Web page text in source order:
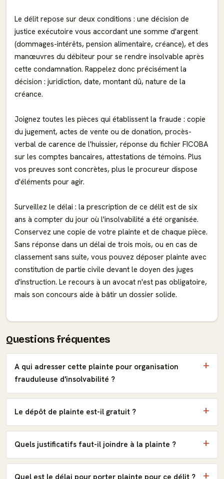
Le délit repose sur deux conditions : une décision de
justice exécutoire vous accordant une somme d'argent
(dommages-intérêts, pension alimentaire, créance), et des
manœuvres du débiteur pour se rendre insolvable après
cette condamnation. Rappelez donc précisément la
décision : juridiction, date, montant dû, nature de la
créance.
Joignez toutes les pièces qui établissent la fraude : copie
du jugement, actes de vente ou de donation, procès-
verbal de carence de l'huissier, réponse du fichier FICOBA
sur les comptes bancaires, attestations de témoins. Plus
vos preuves sont concrètes, plus le procureur dispose
d'éléments pour agir.
Surveillez le délai : la prescription de ce délit est de six
ans à compter du jour où l'insolvabilité a été organisée.
Conservez une copie de votre plainte et de chaque pièce.
Sans réponse dans un délai de trois mois, ou en cas de
classement sans suite, vous pouvez déposer plainte avec
constitution de partie civile devant le doyen des juges
d'instruction. Le recours à un avocat n'est pas obligatoire,
mais son concours aide à bâtir un dossier solide.
Questions fréquentes
A qui adresser cette plainte pour organisation
frauduleuse d'insolvabilité ?
Le dépôt de plainte est-il gratuit ?
Quels justificatifs faut-il joindre à la plainte ?
Quel est le délai pour porter plainte pour ce délit ?